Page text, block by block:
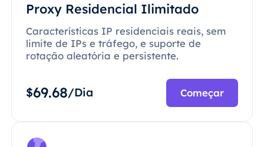
Proxy Residencial Ilimitado
Características IP residenciais reais, sem
limite de IPs e tráfego, e suporte de
rotação aleatória e persistente.
$69.68/Dia Começar